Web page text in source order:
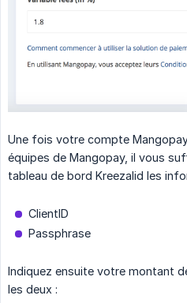
Une fois votre compte
équipes de Mangopay, il vous
tableau de bord Kreezalid les
ClientID
Passphrase
Indiquez ensuite votre montant
les deux :